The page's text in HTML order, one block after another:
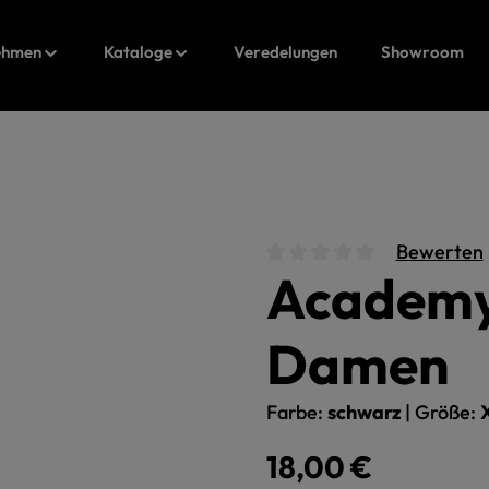
Kataloge Veredelungen Showroom
Durchschnittliche
Bewerten
Damen
Farbe: schwarz | Größe:
Regulärer Preis:
18,00 €